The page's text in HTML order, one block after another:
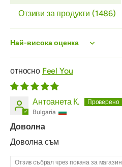
Отзиви за продукти (1486)
Sort by
Feel You
Антоанета К.
Bulgaria
Доволна
Доволна съм
Отзив събрал чрез покана за магазин